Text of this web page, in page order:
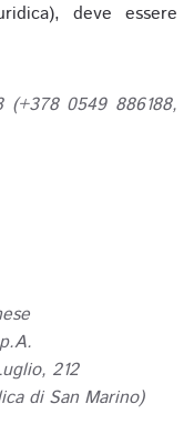
deve essere
(+378 0549 886188,
212
di San Marino)